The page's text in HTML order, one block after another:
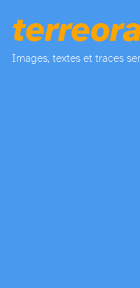
Images, textes et traces